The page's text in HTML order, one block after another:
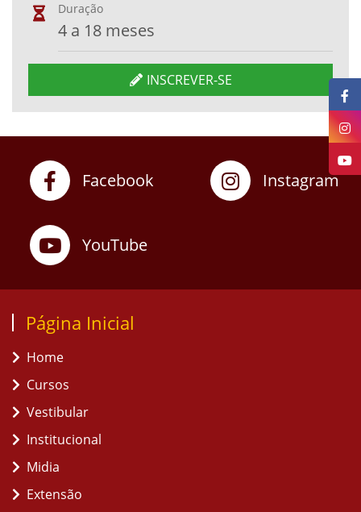
Duração
4 a 18 meses
INSCREVER-SE
Facebook Instagram
YouTube
Página Inicial
Home
Cursos
Vestibular
Institucional
Midia
Extensão